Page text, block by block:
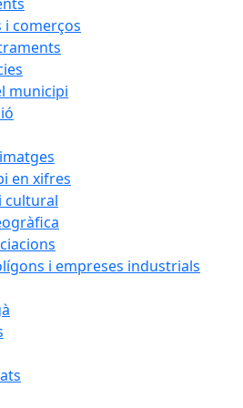
i comerços
municipi
en xifres
cultural
i empreses industrials